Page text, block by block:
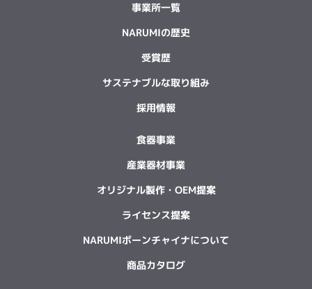
事業所一覧
NARUMIの歴史
受賞歴
サステナブルな取り組み
採用情報
食器事業
産業器材事業
オリジナル製作・OEM提案
ライセンス提案
NARUMIボーンチャイナについて
商品カタログ